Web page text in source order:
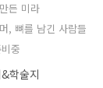
든 미라
, 뼈를 남긴 사람들
중
학술지